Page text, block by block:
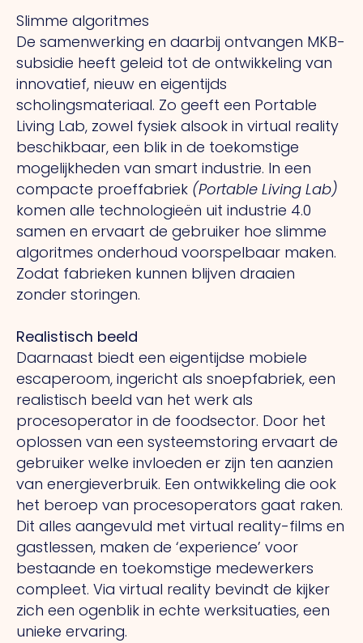
Slimme algoritmes
De samenwerking en daarbij ontvangen MKB-
subsidie heeft geleid tot de ontwikkeling van
innovatief, nieuw en eigentijds
scholingsmateriaal. Zo geeft een Portable
Living Lab, zowel fysiek alsook in virtual reality
beschikbaar, een blik in de toekomstige
mogelijkheden van smart industrie. In een
compacte proeffabriek (Portable Living Lab)
komen alle technologieën uit industrie 4.0
samen en ervaart de gebruiker hoe slimme
algoritmes onderhoud voorspelbaar maken.
Zodat fabrieken kunnen blijven draaien
zonder storingen.
Realistisch beeld
Daarnaast biedt een eigentijdse mobiele
escaperoom, ingericht als snoepfabriek, een
realistisch beeld van het werk als
procesoperator in de foodsector. Door het
oplossen van een systeemstoring ervaart de
gebruiker welke invloeden er zijn ten aanzien
van energieverbruik. Een ontwikkeling die ook
het beroep van procesoperators gaat raken.
Dit alles aangevuld met virtual reality-films en
gastlessen, maken de ‘experience’ voor
bestaande en toekomstige medewerkers
compleet. Via virtual reality bevindt de kijker
zich een ogenblik in echte werksituaties, een
unieke ervaring.